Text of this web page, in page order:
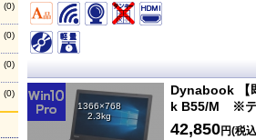
(0)
(0)
(0)
(0)
1366×768
2.3kg
Dynabook 【
k B55/M ※テ
42,850円(税